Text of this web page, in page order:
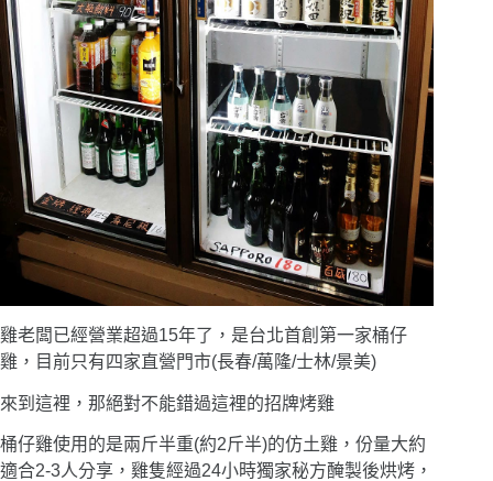
雞老闆已經營業超過15年了，是台北首創第一家桶仔
雞，目前只有四家直營門市(長春/萬隆/士林/景美)
來到這裡，那絕對不能錯過這裡的招牌烤雞
桶仔雞使用的是兩斤半重(約2斤半)的仿土雞，份量大約
適合2-3人分享 ，雞隻經過24小時獨家秘方醃製後烘烤，